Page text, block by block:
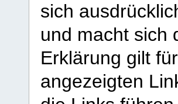
sich
und macht sich
Erklärung gilt
angezeigten